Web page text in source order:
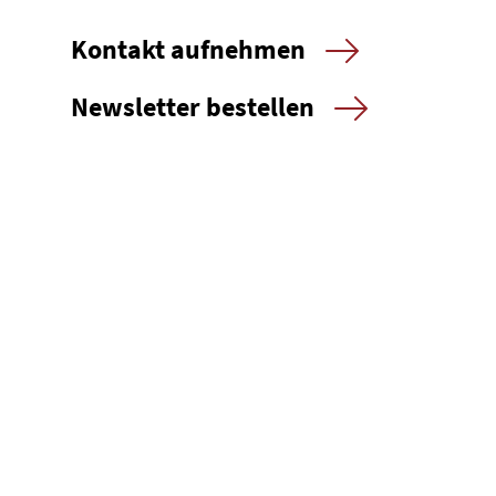
Kontakt aufnehmen
Newsletter bestellen